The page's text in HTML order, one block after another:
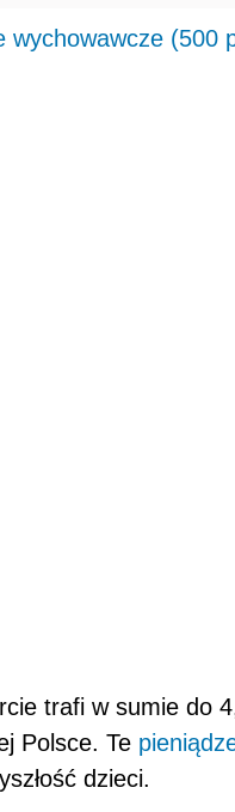
wychowawcze (500
trafi w sumie do
Polsce. Te
dzieci.